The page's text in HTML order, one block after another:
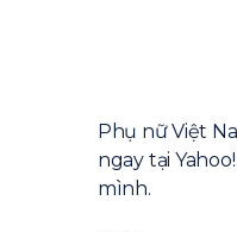
Phụ nữ Việt
ngay tại
mình.